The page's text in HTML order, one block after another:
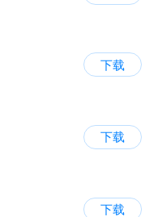
下载
下载
下载